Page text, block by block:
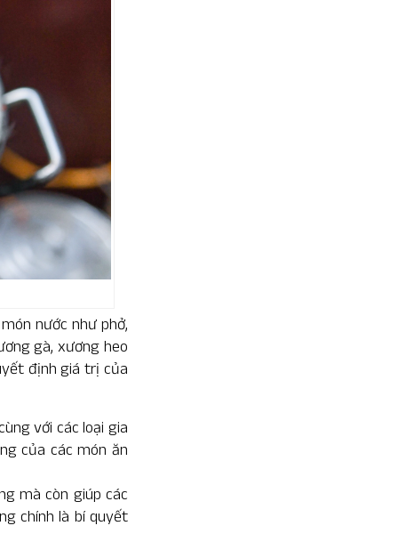
nước như phở,
gà, xương heo
định giá trị của
với các loại gia
của các món ăn
mà còn giúp các
chính là bí quyết